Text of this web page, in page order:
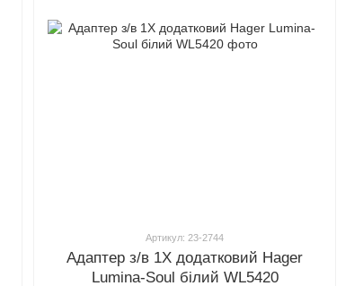
Артикул: 23-2744
Адаптер з/в 1Х додатковий Hager
Lumina-Soul білий WL5420